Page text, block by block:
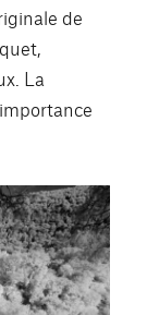
de
La